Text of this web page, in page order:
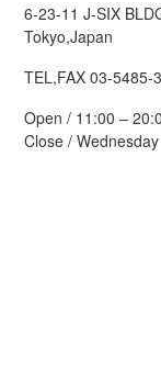
6-23-11 J-SIX
Tokyo,Japan
TEL,FAX 03-5485-
Open / 11:00 –
Close / Wednesday